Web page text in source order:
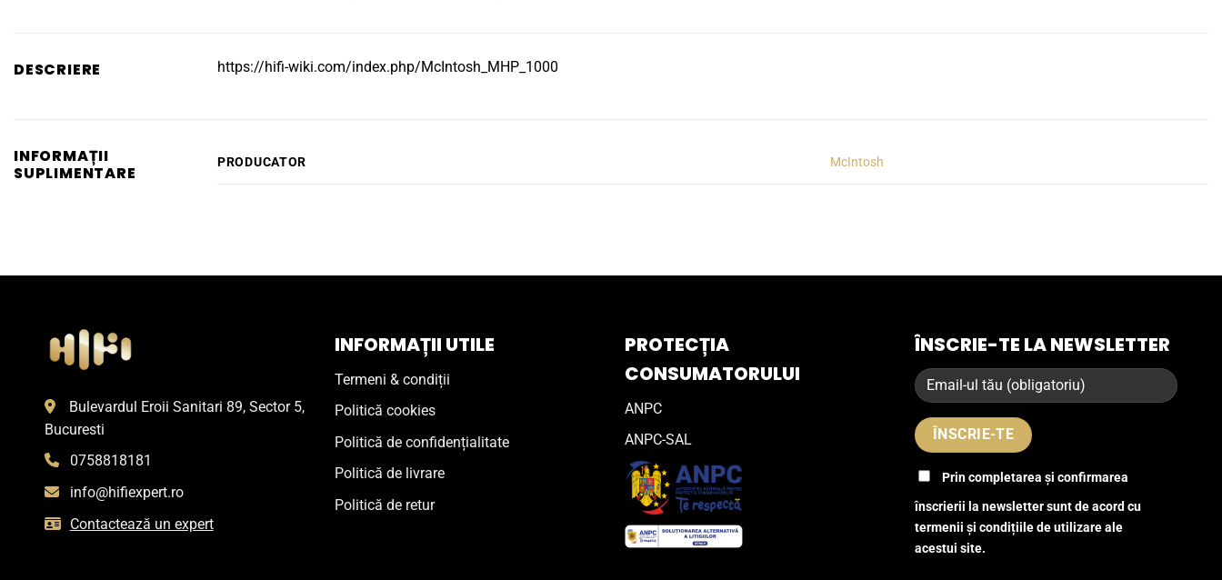
DESCRIERE https://hifi-wiki.com/index.php/McIntosh_MHP_1000
INFORMAȚII
SUPLIMENTARE
PRODUCATOR McIntosh
Bulevardul Eroii Sanitari 89, Sector 5,
Bucuresti
0758818181
info@hifiexpert.ro
Contactează un expert
INFORMAȚII UTILE
Termeni & condiții
Politică cookies
Politică de confidențialitate
Politică de livrare
Politică de retur
PROTECȚIA
CONSUMATORULUI
ANPC
ANPC-SAL
ÎNSCRIE-TE LA NEWSLETTER
Prin completarea și confirmarea
înscrierii la newsletter sunt de acord cu
termenii și condițiile de utilizare ale
acestui site.